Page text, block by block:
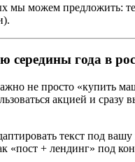
мы можем предложить:
середины года в
не просто «купить
акцией и
текст под
«пост + лендинг» под